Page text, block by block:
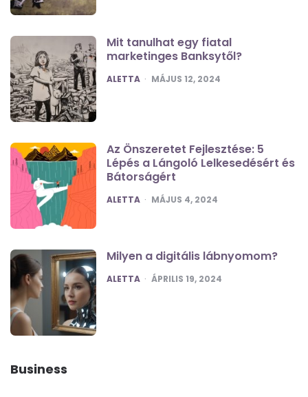
Mit tanulhat egy fiatal
marketinges Banksytől?
POSTED
ALETTA MÁJUS 12, 2024
Az Önszeretet Fejlesztése: 5
Lépés a Lángoló Lelkesedésért és
Bátorságért
POSTED
ALETTA MÁJUS 4, 2024
Milyen a digitális lábnyomom?
POSTED
ALETTA ÁPRILIS 19, 2024
Business